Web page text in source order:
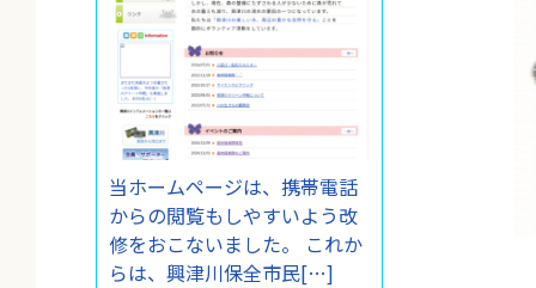
当ホームページは、携帯電話
からの閲覧もしやすいよう改
修をおこないました。 これか
らは、興津川保全市民[…]